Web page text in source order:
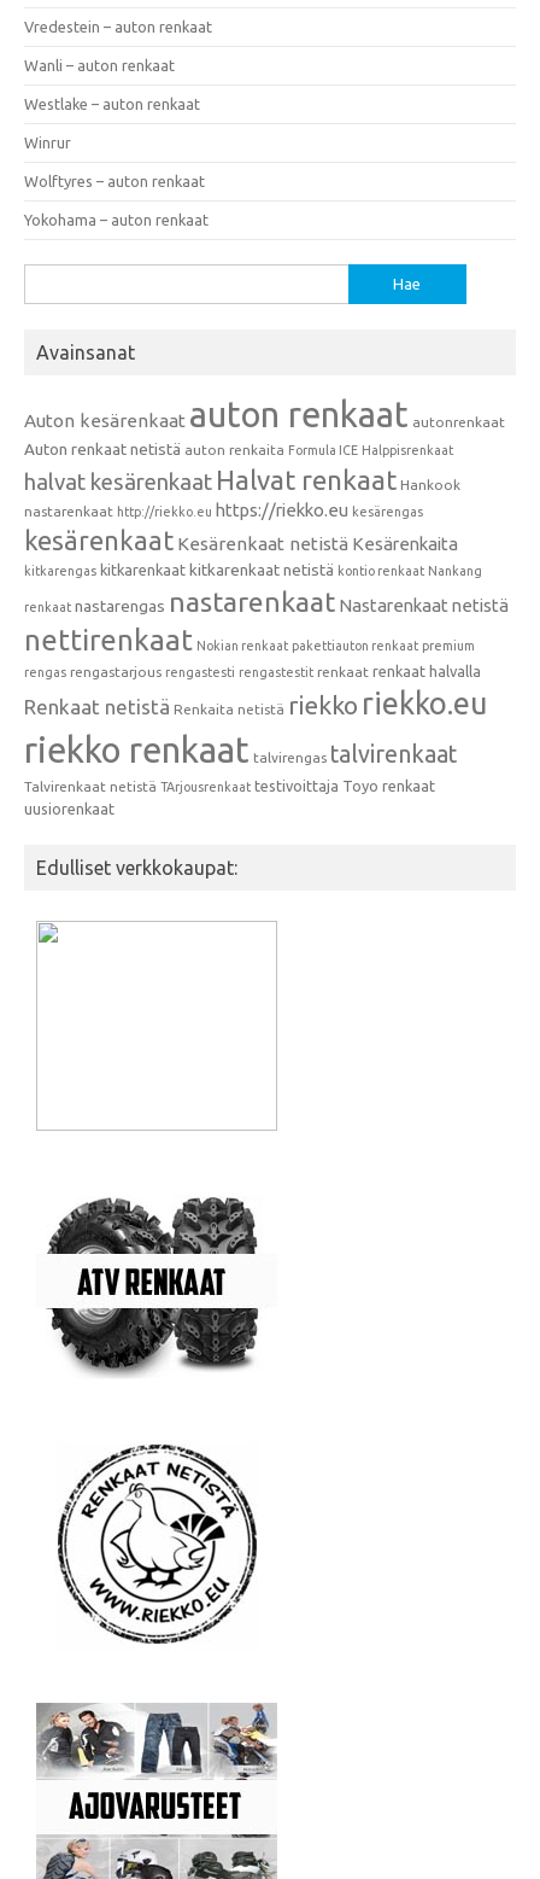
Vredestein – auton renkaat
Wanli – auton renkaat
Westlake – auton renkaat
Winrur
Wolftyres – auton renkaat
Yokohama – auton renkaat
Avainsanat
Auton kesärenkaat auton renkaat autonrenkaat
Auton renkaat netistä auton renkaita Formula ICE Halppisrenkaat
halvat kesärenkaat Halvat renkaat Hankook
nastarenkaat http://riekko.eu https://riekko.eu kesärengas
kesärenkaat Kesärenkaat netistä Kesärenkaita
kitkarengas kitkarenkaat kitkarenkaat netistä kontio renkaat Nankang
renkaat nastarengas nastarenkaat Nastarenkaat netistä
nettirenkaat Nokian renkaat pakettiauton renkaat premium
rengas rengastarjous rengastesti rengastestit renkaat renkaat halvalla
Renkaat netistä Renkaita netistä riekko riekko.eu
riekko renkaat talvirengas talvirenkaat
Talvirenkaat netistä TArjousrenkaat testivoittaja Toyo renkaat
uusiorenkaat
Edulliset verkkokaupat: